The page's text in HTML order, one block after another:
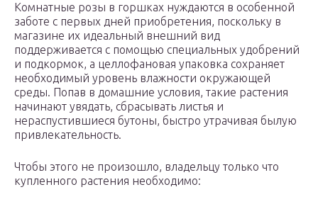
Комнатные розы в горшках нуждаются в особенной
заботе с первых дней приобретения, поскольку в
магазине их идеальный внешний вид
поддерживается с помощью специальных удобрений
и подкормок, а целлофановая упаковка сохраняет
необходимый уровень влажности окружающей
среды. Попав в домашние условия, такие растения
начинают увядать, сбрасывать листья и
нераспустившиеся бутоны, быстро утрачивая былую
привлекательность.
Чтобы этого не произошло, владельцу только что
купленного растения необходимо: